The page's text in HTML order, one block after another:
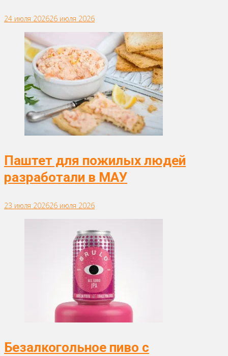
24 июля 202626 июля 2026
Паштет для пожилых людей
разработали в МАУ
23 июля 202626 июля 2026
Безалкогольное пиво с